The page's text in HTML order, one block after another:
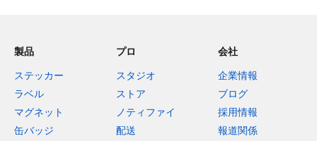
製品
ステッカー
ラベル
マグネット
缶バッジ
プロ
スタジオ
ストア
ノティファイ
配送
会社
企業情報
ブログ
採用情報
報道関係